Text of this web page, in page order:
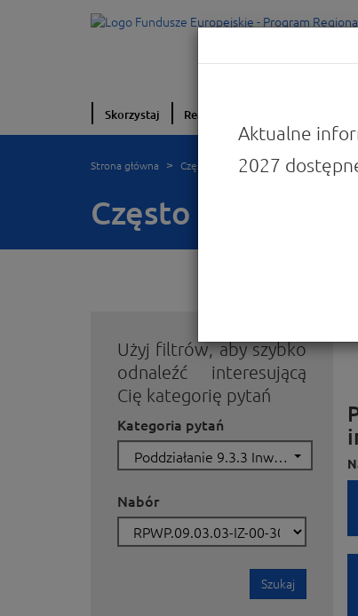
Skorzystaj Realizuję projekt
Strona główna Często zadawane pytania
Często zadawane
Użyj filtrów, aby szybko
odnaleźć interesującą
Cię kategorię pytań
Kategoria pytań
Poddziałanie 9.3.3 Inwestowanie w rozwój infrastruktury edukacji ogólnokształcącej
Nabór
Szukaj
Aktualne
2027